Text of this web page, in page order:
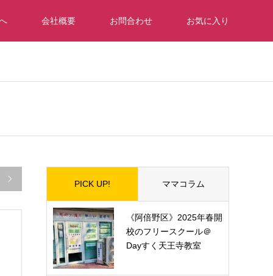
会社概要 お問合わせ お気に入り
 PICK UP! ママコラム
《阿倍野区》2025年春開
校のフリースクール＠
Dayすく天王寺教室